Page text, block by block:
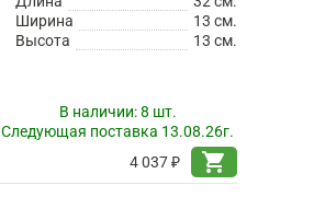
Ширина
13 см.
Высота
13 см.
В наличии:8 шт.
Следующая поставка 13.08.26г.
4 037 ₽
shopping_cart